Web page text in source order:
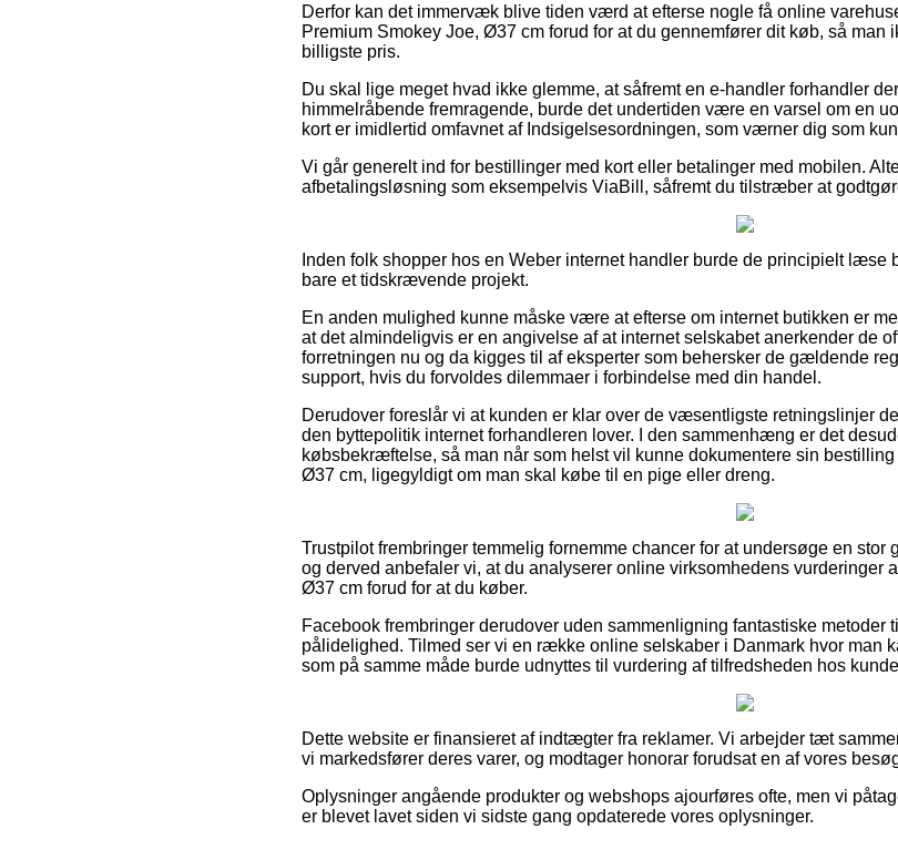
Derfor kan det immervæk blive tiden værd at efterse nogle få online
Premium Smokey Joe, Ø37 cm forud for at du gennemfører dit køb, så man
billigste pris.
Du skal lige meget hvad ikke glemme, at såfremt en e-handler forhandler
himmelråbende fremragende, burde det undertiden være en varsel om en
kort er imidlertid omfavnet af Indsigelsesordningen, som værner dig som
Vi går generelt ind for bestillinger med kort eller betalinger med mobilen.
afbetalingsløsning som eksempelvis ViaBill, såfremt du tilstræber at
Inden folk shopper hos en Weber internet handler burde de principielt læse
bare et tidskrævende projekt.
En anden mulighed kunne måske være at efterse om internet butikken er
at det almindeligvis er en angivelse af at internet selskabet anerkender de
forretningen nu og da kigges til af eksperter som behersker de gældende
support, hvis du forvoldes dilemmaer i forbindelse med din handel.
Derudover foreslår vi at kunden er klar over de væsentligste retningslinjer
den byttepolitik internet forhandleren lover. I den sammenhæng er det
købsbekræftelse, så man når som helst vil kunne dokumentere sin
Ø37 cm, ligegyldigt om man skal købe til en pige eller dreng.
Trustpilot frembringer temmelig fornemme chancer for at undersøge en
og derved anbefaler vi, at du analyserer online virksomhedens vurderinger
Ø37 cm forud for at du køber.
Facebook frembringer derudover uden sammenligning fantastiske metoder
pålidelighed. Tilmed ser vi en række online selskaber i Danmark hvor man
som på samme måde burde udnyttes til vurdering af tilfredsheden hos
Dette website er finansieret af indtægter fra reklamer. Vi arbejder tæt
vi markedsfører deres varer, og modtager honorar forudsat en af vores
Oplysninger angående produkter og webshops ajourføres ofte, men vi
er blevet lavet siden vi sidste gang opdaterede vores oplysninger.